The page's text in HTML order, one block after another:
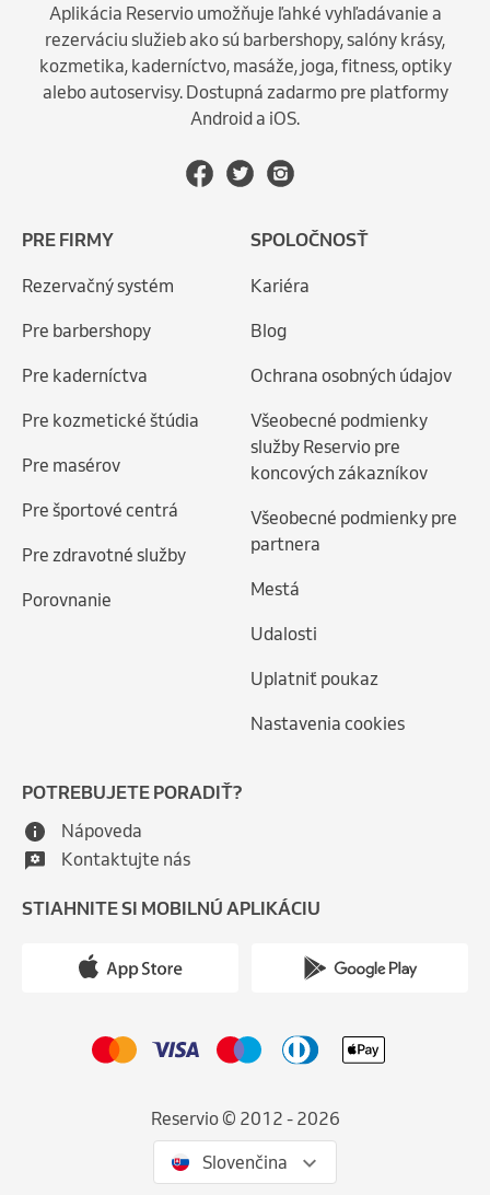
Aplikácia Reservio umožňuje ľahké vyhľadávanie a
rezerváciu služieb ako sú barbershopy, salóny krásy,
kozmetika, kaderníctvo, masáže, joga, fitness, optiky
alebo autoservisy. Dostupná zadarmo pre platformy
Android a iOS.
PRE FIRMY
Rezervačný systém
Pre barbershopy
Pre kaderníctva
Pre kozmetické štúdia
Pre masérov
Pre športové centrá
Pre zdravotné služby
Porovnanie
SPOLOČNOSŤ
Kariéra
Blog
Ochrana osobných údajov
Všeobecné podmienky
služby Reservio pre
koncových zákazníkov
Všeobecné podmienky pre
partnera
Mestá
Udalosti
Uplatniť poukaz
Nastavenia cookies
POTREBUJETE PORADIŤ?
Nápoveda
Kontaktujte nás
STIAHNITE SI MOBILNÚ APLIKÁCIU
Reservio © 2012 - 2026
Slovenčina